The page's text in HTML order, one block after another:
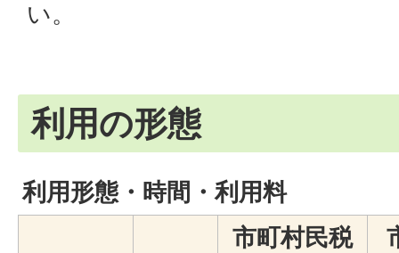
い。
利用の形態
利用形態・時間・利用料
市町村民税